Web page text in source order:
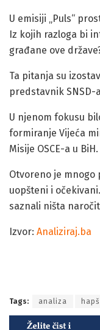
U emisiji „Puls“
Iz kojih razloga bi
građane ove
Ta pitanja su
predstavnik SNSD-
U njenom fokusu
formiranje Vijeća
Misije OSCE-a u BiH.
Otvoreno je mnogo
uopšteni i
saznali ništa
Izvor: Analiziraj.ba
Tags: analiza